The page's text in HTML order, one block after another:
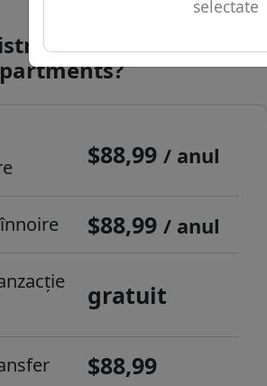
selectate
un domeniu de
$88,99/ anul
$88,99/ anul
gratuit
$88,99